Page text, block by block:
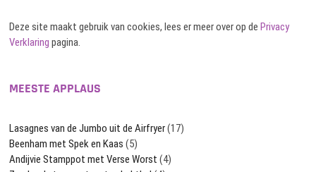
Deze site maakt gebruik van cookies, lees er meer over op dePrivacy
Verklaring pagina.
MEESTE APPLAUS
Lasagnes van de Jumbo uit de Airfryer(17)
Beenham met Spek en Kaas (5)
Andijvie Stamppot met Verse Worst (4)